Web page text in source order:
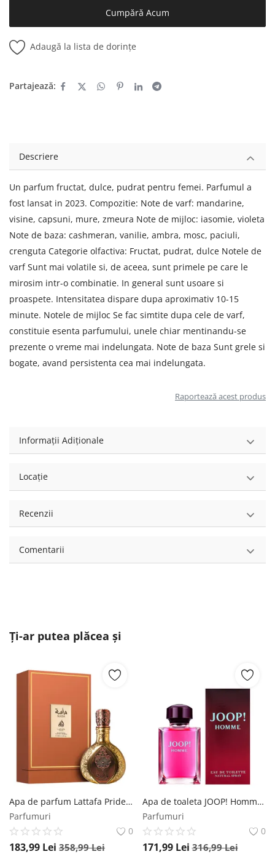
Cumpără Acum
Adaugă la lista de dorințe
Partajează:
Descriere
Un parfum fructat, dulce, pudrat pentru femei. Parfumul a
fost lansat in 2023. Compozitie: Note de varf: mandarine,
visine, capsuni, mure, zmeura Note de mijloc: iasomie, violeta
Note de baza: cashmeran, vanilie, ambra, mosc, paciuli,
crenguta Categorie olfactiva: Fructat, pudrat, dulce Notele de
varf Sunt mai volatile si, de aceea, sunt primele pe care le
mirosim intr-o combinatie. In general sunt usoare si
proaspete. Intensitatea dispare dupa aproximativ 10-15
minute. Notele de mijloc Se fac simtite dupa cele de varf,
constituie esenta parfumului, unele chiar mentinandu-se
prezente o vreme mai indelungata. Note de baza Sunt grele si
bogate, avand persistenta cea mai indelungata.
Raportează acest produs
Informații Adiționale
Locație
Recenzii
Comentarii
Ți-ar putea plăcea și
Apa de parfum Lattafa Pride Masa, 100 ml, unisex Lattafa
Parfumuri
0
183,99 Lei 358,99Lei
Apa de toaleta JOOP! Homme, 200 ml, pentru barbati JOOP!
Parfumuri
0
171,99 Lei 316,99Lei